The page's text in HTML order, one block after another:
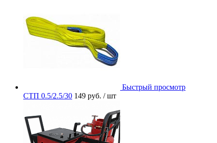
Быстрый просмотр
СТП 0.5/2.5/30 149 руб. / шт